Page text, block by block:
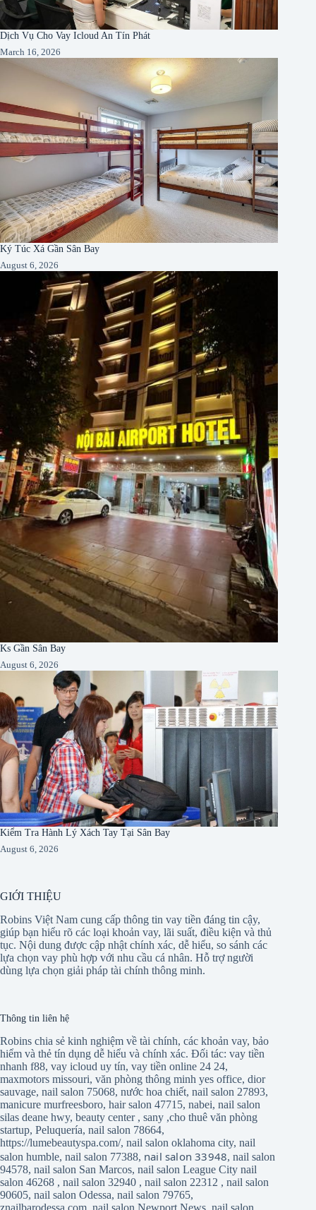
Dịch Vụ Cho Vay Icloud An Tín Phát
March 16, 2026
Ký Túc Xá Gần Sân Bay
August 6, 2026
Ks Gần Sân Bay
August 6, 2026
Kiểm Tra Hành Lý Xách Tay Tại Sân Bay
August 6, 2026
GIỚI THIỆU
Robins Việt Nam cung cấp thông tin vay tiền đáng tin cậy,
giúp bạn hiểu rõ các loại khoản vay, lãi suất, điều kiện và thủ
tục. Nội dung được cập nhật chính xác, dễ hiểu, so sánh các
lựa chọn vay phù hợp với nhu cầu cá nhân. Hỗ trợ người
dùng lựa chọn giải pháp tài chính thông minh.
Thông tin liên hệ
Robins chia sẻ kinh nghiệm về tài chính, các khoản vay, bảo
hiểm và thẻ tín dụng dễ hiểu và chính xác. Đối tác: vay tiền
nhanh f88, vay icloud uy tín, vay tiền online 24 24,
maxmotors missouri, văn phòng thông minh yes office, dior
sauvage, nail salon 75068, nước hoa chiết, nail salon 27893,
manicure murfreesboro, hair salon 47715, nabei, nail salon
silas deane hwy, beauty center, sany ,cho thuê văn phòng
startup, Peluquería, nail salon 78664,
https://lumebeautyspa.com/, nail salon oklahoma city, nail
salon humble, nail salon 77388, nail salon 33948,nail salon
94578, nail salon San Marcos, nail salon League City nail
salon 46268 , nail salon 32940 , nail salon 22312 , nail salon
90605, nail salon Odessa, nail salon 79765,
znailbarodessa.com nail salon Newport News nail salon